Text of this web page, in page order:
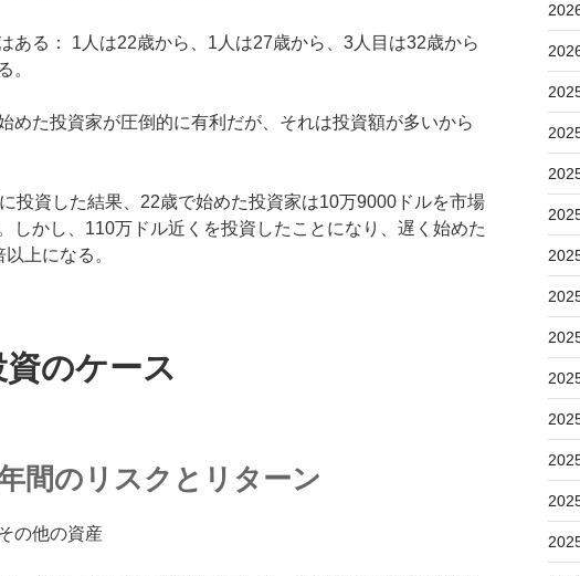
ある： 1人は22歳から、1人は27歳から、3人目は32歳から
。
めた投資家が圧倒的に有利だが、それは投資額が多いから
投資した結果、22歳で始めた投資家は10万9000ドルを市場
しかし、110万ドル近くを投資したことになり、遅く始めた
上になる。
のケース
間のリスクとリターン
の他の資産